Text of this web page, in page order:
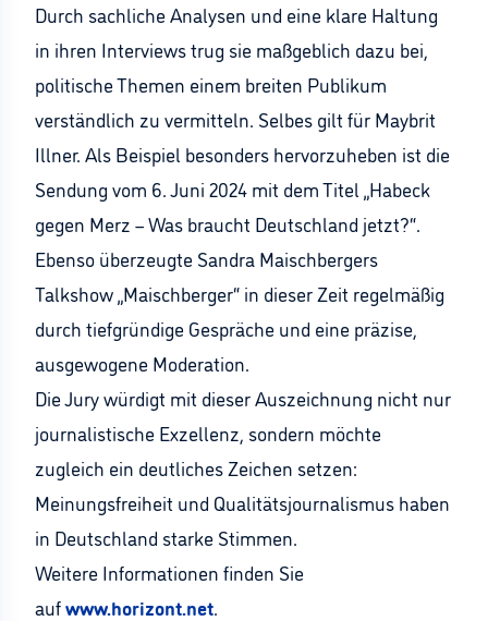
Durch sachliche Analysen und eine klare Haltung
in ihren Interviews trug sie maßgeblich dazu bei,
politische Themen einem breiten Publikum
verständlich zu vermitteln. Selbes gilt für Maybrit
Illner. Als Beispiel besonders hervorzuheben ist die
Sendung vom 6. Juni 2024 mit dem Titel „Habeck
gegen Merz – Was braucht Deutschland jetzt?“.
Ebenso überzeugte Sandra Maischbergers
Talkshow „Maischberger“ in dieser Zeit regelmäßig
durch tiefgründige Gespräche und eine präzise,
ausgewogene Moderation.
Die Jury würdigt mit dieser Auszeichnung nicht nur
journalistische Exzellenz, sondern möchte
zugleich ein deutliches Zeichen setzen:
Meinungsfreiheit und Qualitätsjournalismus haben
in Deutschland starke Stimmen.
Weitere Informationen finden Sie
aufwww.horizont.net.